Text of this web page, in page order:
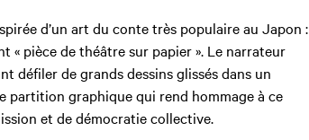
d’un art du conte très populaire au Japon :
« pièce de théâtre sur papier ». Le narrateur
défiler de grands dessins glissés dans un
partition graphique qui rend hommage à ce
et de démocratie collective.